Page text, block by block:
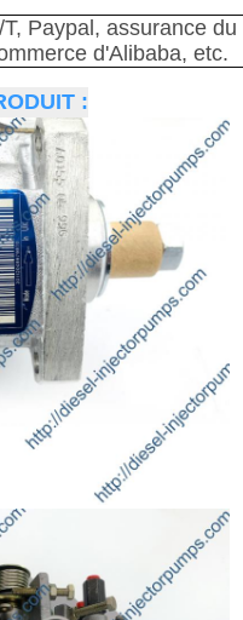
T, Paypal, assurance du
d'Alibaba, etc.
: